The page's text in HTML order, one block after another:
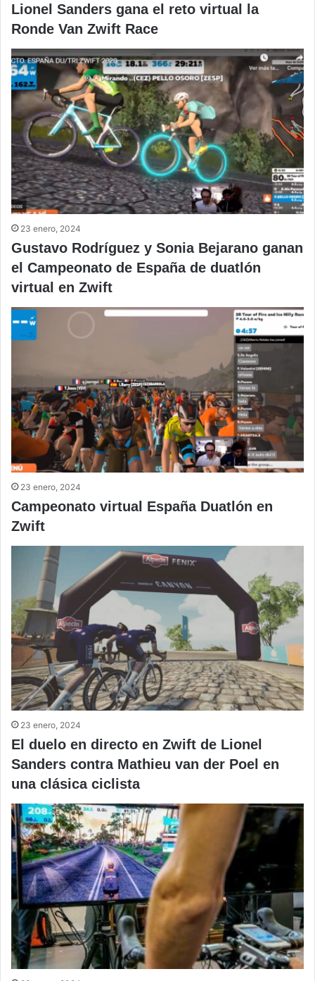
Lionel Sanders gana el reto virtual la
Ronde Van Zwift Race
23 enero, 2024
Gustavo Rodríguez y Sonia Bejarano ganan
el Campeonato de España de duatlón
virtual en Zwift
23 enero, 2024
Campeonato virtual España Duatlón en
Zwift
23 enero, 2024
El duelo en directo en Zwift de Lionel
Sanders contra Mathieu van der Poel en
una clásica ciclista